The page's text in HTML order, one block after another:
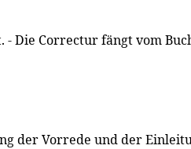
- Die Correctur fängt vom
der Vorrede und der